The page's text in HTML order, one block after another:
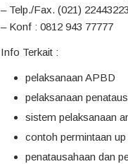
– Telp./Fax. (021) 22443223
– Konf : 0812 943 77777
Info Terkait :
pelaksanaan APBD
pelaksanaan
sistem pelaksanaan
contoh permintaan
penatausahaan dan